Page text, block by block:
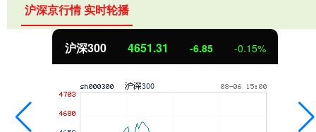
沪深京行情 实时轮播
沪深300 4651.31 -6.85 -0.15%